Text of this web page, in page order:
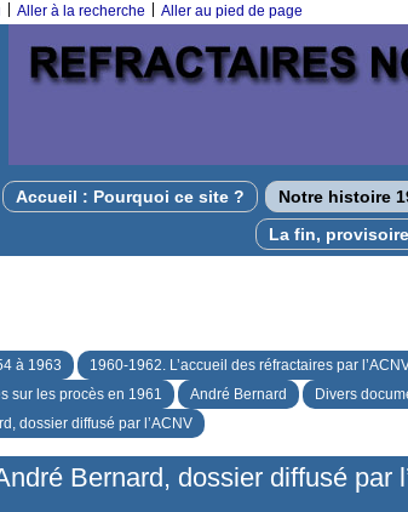
Aller à la recherche Aller au pied de page
Accueil : Pourquoi ce site ? Notre histoire
La fin,
à 1963 1960-1962. L’accueil des réfractaires par
sur les procès en 1961
André Bernard
Divers
dossier diffusé par l’ACNV
Bernard, dossier diffusé par